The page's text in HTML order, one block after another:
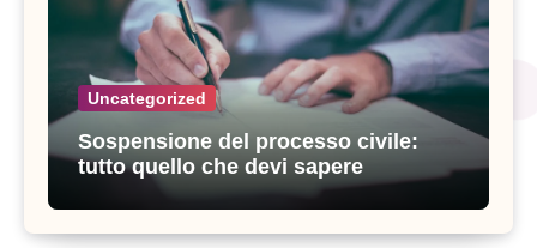
Uncategorized
Sospensione del processo civile:
tutto quello che devi sapere